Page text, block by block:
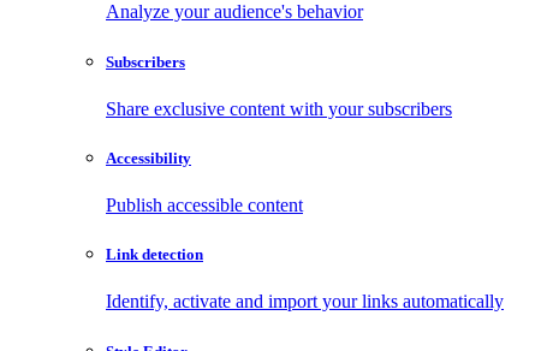
Analyze your audience's behavior
Subscribers
Share exclusive content with your subscribers
Accessibility
Publish accessible content
Link detection
Identify, activate and import your links automatically